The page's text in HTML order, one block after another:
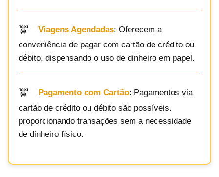
Viagens Agendadas: Oferecem a
conveniência de pagar com cartão de crédito ou
débito, dispensando o uso de dinheiro em papel.
Pagamento com Cartão: Pagamentos via
cartão de crédito ou débito são possíveis,
proporcionando transações sem a necessidade
de dinheiro físico.